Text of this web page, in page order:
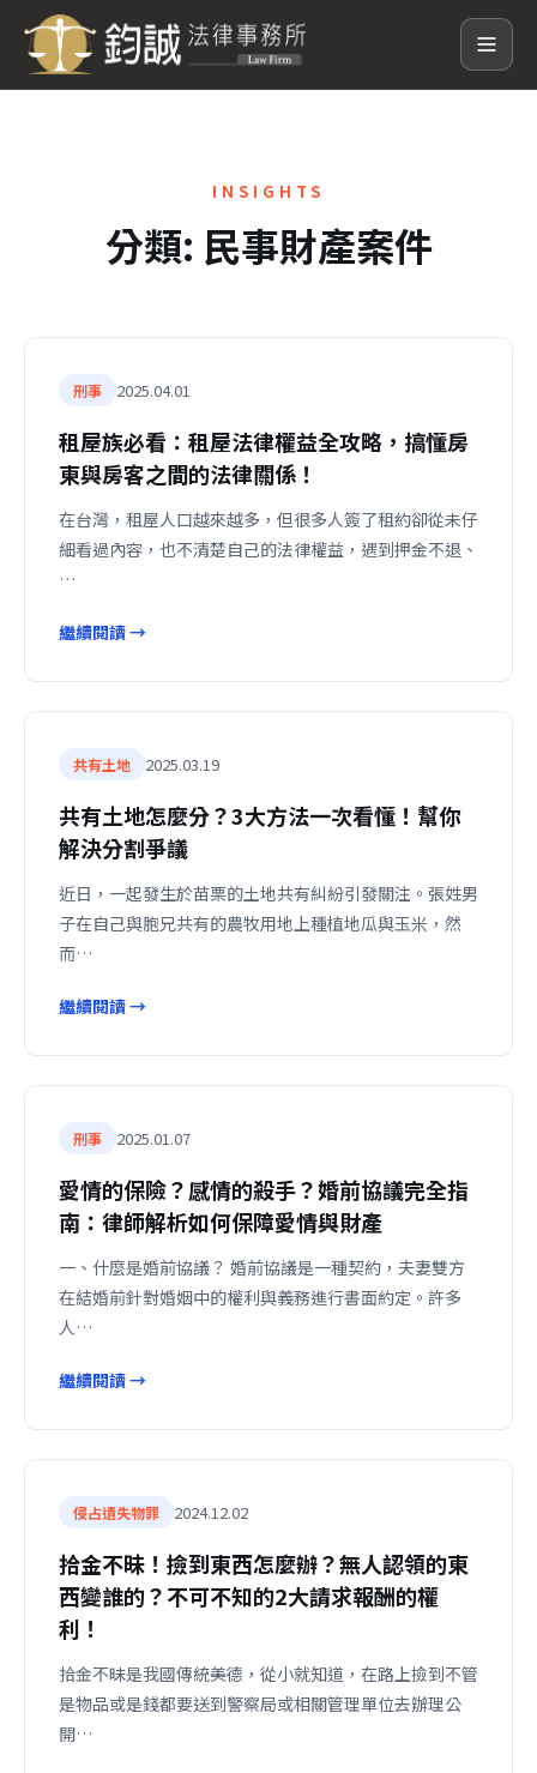
INSIGHTS
分類: 民事財產案件
刑事 2025.04.01
租屋族必看：租屋法律權益全攻略，搞懂房
東與房客之間的法律關係！
在台灣，租屋人口越來越多，但很多人簽了租約卻從未仔
細看過內容，也不清楚自己的法律權益，遇到押金不退、
…
繼續閱讀 →
共有土地 2025.03.19
共有土地怎麼分？3大方法一次看懂！幫你
解決分割爭議
近日，一起發生於苗栗的土地共有糾紛引發關注。張姓男
子在自己與胞兄共有的農牧用地上種植地瓜與玉米，然
而…
繼續閱讀 →
刑事 2025.01.07
愛情的保險？感情的殺手？婚前協議完全指
南：律師解析如何保障愛情與財產
一、什麼是婚前協議？ 婚前協議是一種契約，夫妻雙方
在結婚前針對婚姻中的權利與義務進行書面約定。許多
人…
繼續閱讀 →
侵占遺失物罪 2024.12.02
拾金不昧！撿到東西怎麼辦？無人認領的東
西變誰的？不可不知的2大請求報酬的權
利！
拾金不昧是我國傳統美德，從小就知道，在路上撿到不管
是物品或是錢都要送到警察局或相關管理單位去辦理公
開…